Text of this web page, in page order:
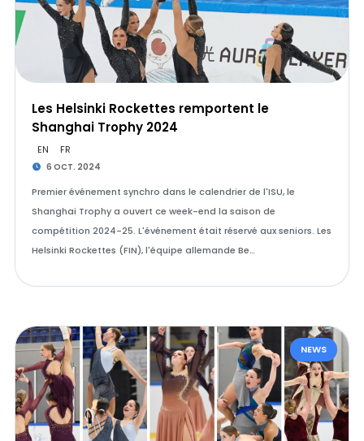
Les Helsinki Rockettes remportent le
Shanghai Trophy 2024
EN FR
6 OCT. 2024
Premier événement synchro dans le calendrier de l'ISU, le
Shanghai Trophy a ouvert ce week-end la saison de
compétition 2024-25. L'événement était réservé aux seniors. Les
Helsinki Rockettes (FIN), l'équipe allemande Be…
NEWS